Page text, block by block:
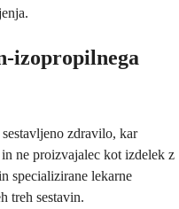
izopropilnega
zdravilo, kar
ne proizvajalec kot izdelek z
specializirane lekarne
treh sestavin.